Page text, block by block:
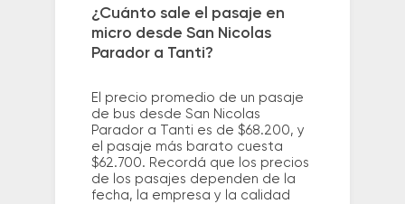
¿Cuánto sale el pasaje en
micro desde San Nicolas
Parador a Tanti?
El precio promedio de un pasaje
de bus desde San Nicolas
Parador a Tanti es de $68.200, y
el pasaje más barato cuesta
$62.700. Recordá que los precios
de los pasajes dependen de la
fecha, la empresa y la calidad